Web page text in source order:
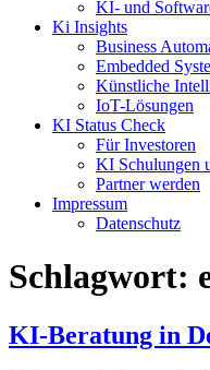
KI- und
Ki Insights
Business
Embedded
Künstliche
IoT-Lösungen
KI Status Check
Für Investoren
KI Schulungen
Partner werden
Impressum
Datenschutz
Schlagwort:
KI-Beratung in